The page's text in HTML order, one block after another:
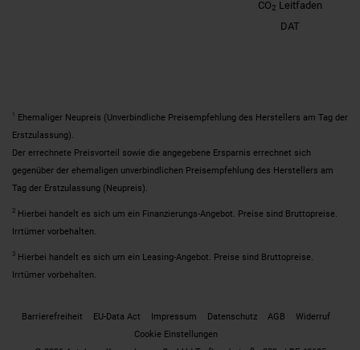
CO2 Leitfaden
DAT
1 Ehemaliger Neupreis (Unverbindliche Preisempfehlung des Herstellers am Tag der
Erstzulassung).
Der errechnete Preisvorteil sowie die angegebene Ersparnis errechnet sich
gegenüber der ehemaligen unverbindlichen Preisempfehlung des Herstellers am
Tag der Erstzulassung (Neupreis).
2 Hierbei handelt es sich um ein Finanzierungs-Angebot. Preise sind Bruttopreise.
Irrtümer vorbehalten.
3 Hierbei handelt es sich um ein Leasing-Angebot. Preise sind Bruttopreise.
Irrtümer vorbehalten.
Barrierefreiheit EU-Data Act Impressum Datenschutz AGB
Widerruf
Cookie Einstellungen